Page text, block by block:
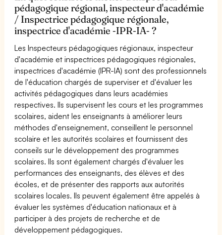
pédagogique régional, inspecteur d'académie
/ Inspectrice pédagogique régionale,
inspectrice d'académie -IPR-IA- ?
Les Inspecteurs pédagogiques régionaux, inspecteur
d'académie et inspectrices pédagogiques régionales,
inspectrices d'académie (IPR-IA) sont des professionnels
de l'éducation chargés de superviser et d'évaluer les
activités pédagogiques dans leurs académies
respectives. Ils supervisent les cours et les programmes
scolaires, aident les enseignants à améliorer leurs
méthodes d'enseignement, conseillent le personnel
scolaire et les autorités scolaires et fournissent des
conseils sur le développement des programmes
scolaires. Ils sont également chargés d'évaluer les
performances des enseignants, des élèves et des
écoles, et de présenter des rapports aux autorités
scolaires locales. Ils peuvent également être appelés à
évaluer les systèmes d'éducation nationaux et à
participer à des projets de recherche et de
développement pédagogiques.